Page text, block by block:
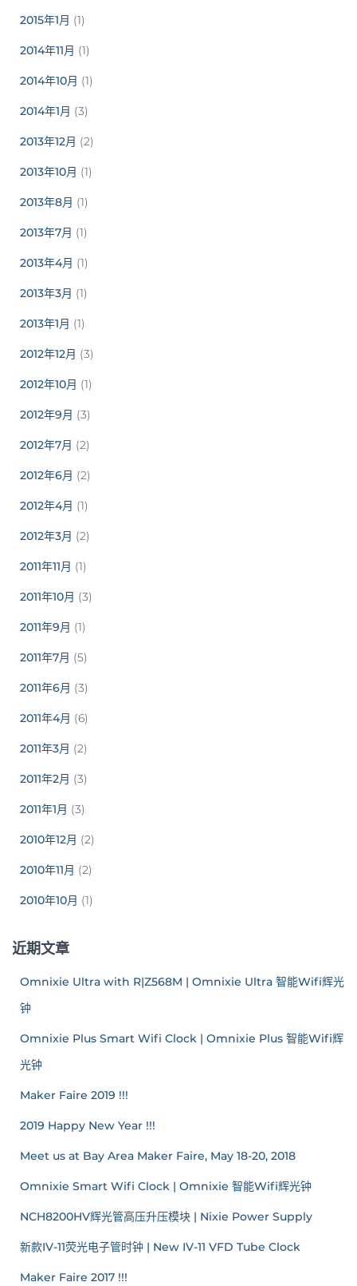
2015年1月 (1)
2014年11月 (1)
2014年10月 (1)
2014年1月 (3)
2013年12月 (2)
2013年10月 (1)
2013年8月 (1)
2013年7月 (1)
2013年4月 (1)
2013年3月 (1)
2013年1月 (1)
2012年12月 (3)
2012年10月 (1)
2012年9月 (3)
2012年7月 (2)
2012年6月 (2)
2012年4月 (1)
2012年3月 (2)
2011年11月 (1)
2011年10月 (3)
2011年9月 (1)
2011年7月 (5)
2011年6月 (3)
2011年4月 (6)
2011年3月 (2)
2011年2月 (3)
2011年1月 (3)
2010年12月 (2)
2010年11月 (2)
2010年10月 (1)
近期文章
Omnixie Ultra with R|Z568M | Omnixie Ultra 智能Wifi辉光
钟
Omnixie Plus Smart Wifi Clock | Omnixie Plus 智能Wifi辉
光钟
Maker Faire 2019 !!!
2019 Happy New Year !!!
Meet us at Bay Area Maker Faire, May 18-20, 2018
Omnixie Smart Wifi Clock | Omnixie 智能Wifi辉光钟
NCH8200HV辉光管高压升压模块 | Nixie Power Supply
新款IV-11荧光电子管时钟 | New IV-11 VFD Tube Clock
Maker Faire 2017 !!!